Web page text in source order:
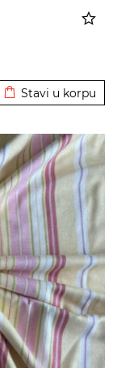
Stavi u korpu